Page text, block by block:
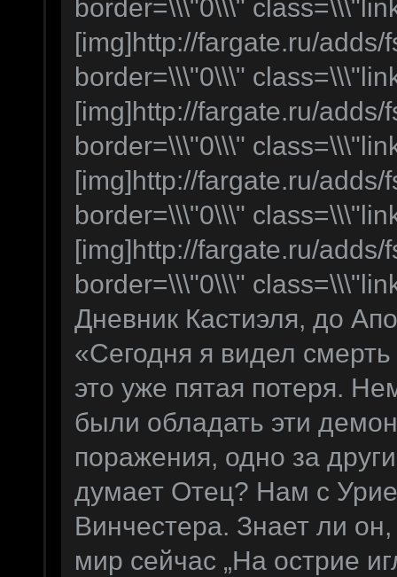
border=\\\"0\\\"
[img]http://fargate.ru/
border=\\\"0\\\"
[img]http://fargate.ru/
border=\\\"0\\\"
[img]http://fargate.ru/
border=\\\"0\\\"
[img]http://fargate.ru/
border=\\\"0\\\"
Дневник Кастиэля, до
«Сегодня я видел
это уже пятая потеря.
были обладать эти
поражения, одно за
думает Отец? Нам с
Винчестера. Знает ли
мир сейчас „На острие